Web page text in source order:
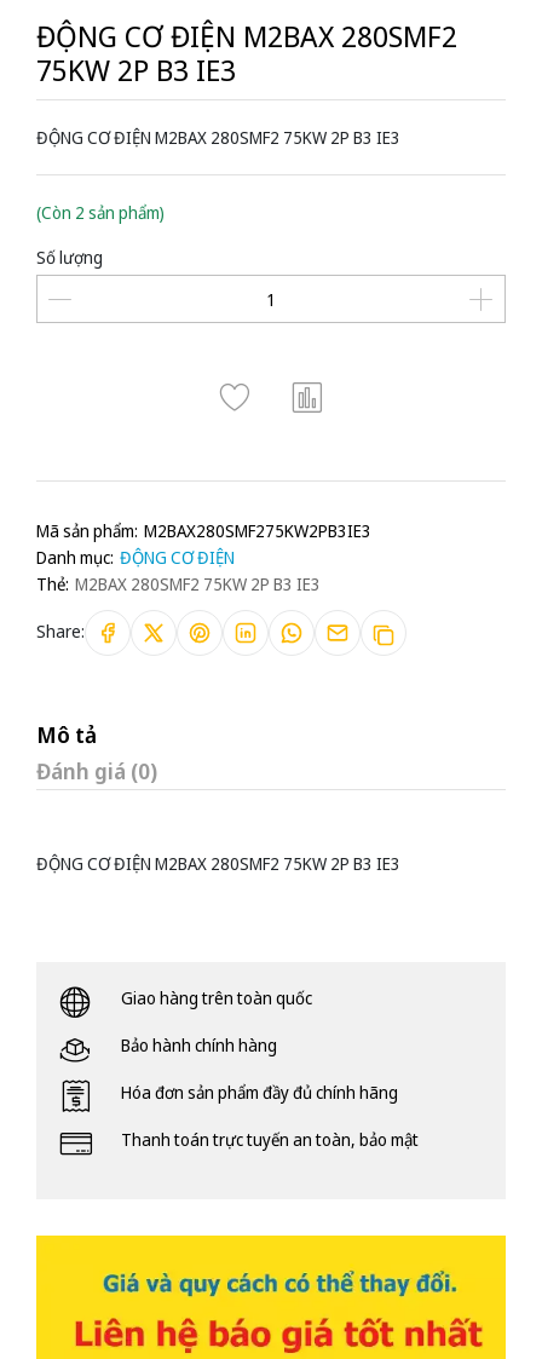
ĐỘNG CƠ ĐIỆN M2BAX 280SMF2
75KW 2P B3 IE3
ĐỘNG CƠ ĐIỆN M2BAX 280SMF2 75KW 2P B3 IE3
(Còn 2 sản phẩm)
Số lượng
Mã sản phẩm: M2BAX280SMF275KW2PB3IE3
Danh mục: ĐỘNG CƠ ĐIỆN
Thẻ: M2BAX 280SMF2 75KW 2P B3 IE3
Share:
Mô tả
Đánh giá (0)
ĐỘNG CƠ ĐIỆN M2BAX 280SMF2 75KW 2P B3 IE3
Giao hàng trên toàn quốc
Bảo hành chính hàng
Hóa đơn sản phẩm đầy đủ chính hãng
Thanh toán trực tuyến an toàn, bảo mật